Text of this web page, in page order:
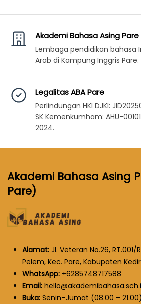
dapat
di
halaman
program
ini
dapat
diambil
Akademi Bahasa Asing Pare
Lembaga pendidikan bahasa
Arab di Kampung Inggris Pare.
Legalitas ABA Pare
Perlindungan HKI DJKI:
SK Kemenkumham: AHU-
2024.
Akademi Bahasa Asing
Pare)
Alamat: Jl. Veteran No.26, RT.001/
Pelem, Kec. Pare, Kabupaten
WhatsApp: +6285748717588
Email:
Buka: Senin–Jumat (08.00 –